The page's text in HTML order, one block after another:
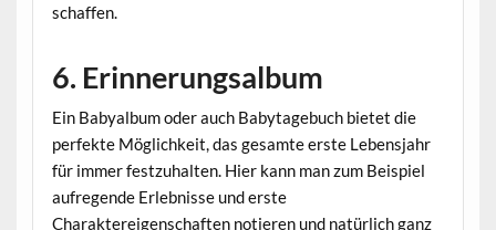
schaffen.
6. Erinnerungsalbum
Ein Babyalbum oder auch Babytagebuch bietet die
perfekte Möglichkeit, das gesamte erste Lebensjahr
für immer festzuhalten. Hier kann man zum Beispiel
aufregende Erlebnisse und erste
Charaktereigenschaften notieren und natürlich ganz